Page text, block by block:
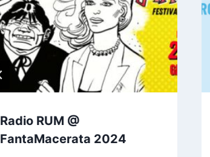
Radio RUM @
FantaMacerata 2024